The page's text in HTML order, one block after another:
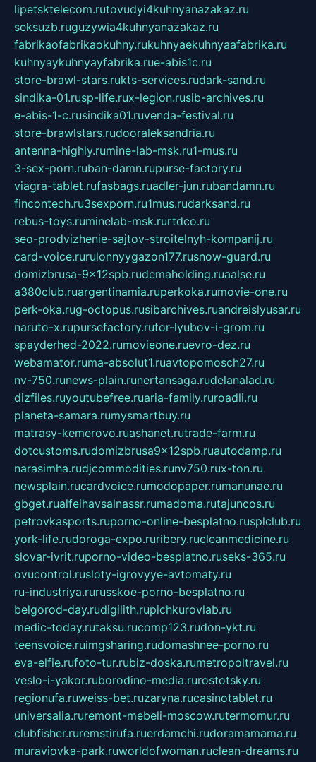
lipetsktelecom.rutovudyi4kuhnyanazakaz.ru
seksuzb.ruguzywia4kuhnyanazakaz.ru
fabrikaofabrikaokuhny.rukuhnyaekuhnyaafabrika.ru
kuhnyaykuhnyayfabrika.rue-abis1c.ru
store-brawl-stars.rukts-services.rudark-sand.ru
sindika-01.rusp-life.rux-legion.rusib-archives.ru
e-abis-1-c.rusindika01.ruvenda-festival.ru
store-brawlstars.rudooraleksandria.ru
antenna-highly.rumine-lab-msk.ru1-mus.ru
3-sex-porn.ruban-damn.rupurse-factory.ru
viagra-tablet.rufasbags.ruadler-jun.rubandamn.ru
fincontech.ru3sexporn.ru1mus.rudarksand.ru
rebus-toys.ruminelab-msk.rurtdco.ru
seo-prodvizhenie-sajtov-stroitelnyh-kompanij.ru
card-voice.rurulonnyygazon177.rusnow-guard.ru
domizbrusa-9x12spb.rudemaholding.ruaalse.ru
a380club.ruargentinamia.ruperkoka.rumovie-one.ru
perk-oka.rug-octopus.rusibarchives.ruandreislyusar.ru
naruto-x.rupursefactory.rutor-lyubov-i-grom.ru
spayderhed-2022.rumovieone.ruevro-dez.ru
webamator.ruma-absolut1.ruavtopomosch27.ru
nv-750.runews-plain.runertansaga.rudelanalad.ru
dizfiles.ruyoutubefree.ruaria-family.ruroadli.ru
planeta-samara.rumysmartbuy.ru
matrasy-kemerovo.ruashanet.rutrade-farm.ru
dotcustoms.rudomizbrusa9x12spb.ruautodamp.ru
narasimha.rudjcommodities.runv750.rux-ton.ru
newsplain.rucardvoice.rumodopaper.rumanunae.ru
gbget.rualfeihavsalnassr.rumadoma.rutajuncos.ru
petrovkasports.ruporno-online-besplatno.rusplclub.ru
york-life.rudoroga-expo.ruribery.rucleanmedicine.ru
slovar-ivrit.ruporno-video-besplatno.ruseks-365.ru
ovucontrol.rusloty-igrovyye-avtomaty.ru
ru-industriya.rurusskoe-porno-besplatno.ru
belgorod-day.rudigilith.rupichkurovlab.ru
medic-today.rutaksu.rucomp123.rudon-ykt.ru
teensvoice.ruimgsharing.rudomashnee-porno.ru
eva-elfie.rufoto-tur.rubiz-doska.rumetropoltravel.ru
veslo-i-yakor.ruborodino-media.rurostotsky.ru
regionufa.ruweiss-bet.ruzaryna.rucasinotablet.ru
universalia.ruremont-mebeli-moscow.rutermomur.ru
clubfisher.ruremstirufa.ruerdamchi.rudoramamama.ru
muraviovka-park.ruworldofwoman.ruclean-dreams.ru